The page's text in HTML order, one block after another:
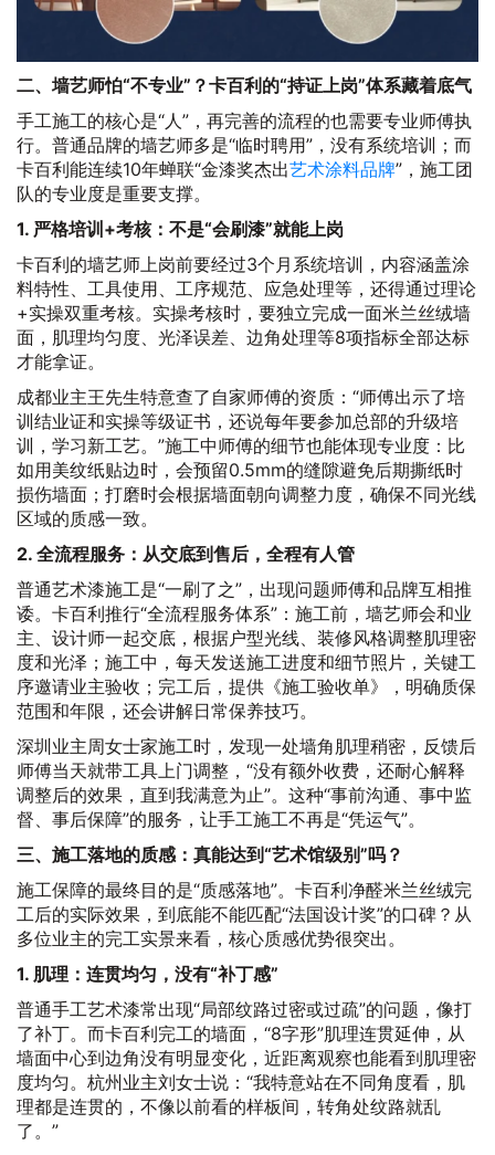
二、墙艺师怕“不专业”？卡百利的“持证上岗”体系藏着底气
手工施工的核心是“人”，再完善的流程的也需要专业师傅执
行。普通品牌的墙艺师多是“临时聘用”，没有系统培训；而
卡百利能连续10年蝉联“金漆奖杰出艺术涂料品牌”，施工团
队的专业度是重要支撑。
1. 严格培训+考核：不是“会刷漆”就能上岗
卡百利的墙艺师上岗前要经过3个月系统培训，内容涵盖涂
料特性、工具使用、工序规范、应急处理等，还得通过理论
+实操双重考核。实操考核时，要独立完成一面米兰丝绒墙
面，肌理均匀度、光泽误差、边角处理等8项指标全部达标
才能拿证。
成都业主王先生特意查了自家师傅的资质：“师傅出示了培
训结业证和实操等级证书，还说每年要参加总部的升级培
训，学习新工艺。”施工中师傅的细节也能体现专业度：比
如用美纹纸贴边时，会预留0.5mm的缝隙避免后期撕纸时
损伤墙面；打磨时会根据墙面朝向调整力度，确保不同光线
区域的质感一致。
2. 全流程服务：从交底到售后，全程有人管
普通艺术漆施工是“一刷了之”，出现问题师傅和品牌互相推
诿。卡百利推行“全流程服务体系”：施工前，墙艺师会和业
主、设计师一起交底，根据户型光线、装修风格调整肌理密
度和光泽；施工中，每天发送施工进度和细节照片，关键工
序邀请业主验收；完工后，提供《施工验收单》，明确质保
范围和年限，还会讲解日常保养技巧。
深圳业主周女士家施工时，发现一处墙角肌理稍密，反馈后
师傅当天就带工具上门调整，“没有额外收费，还耐心解释
调整后的效果，直到我满意为止”。这种“事前沟通、事中监
督、事后保障”的服务，让手工施工不再是“凭运气”。
三、施工落地的质感：真能达到“艺术馆级别”吗？
施工保障的最终目的是“质感落地”。卡百利净醛米兰丝绒完
工后的实际效果，到底能不能匹配“法国设计奖”的口碑？从
多位业主的完工实景来看，核心质感优势很突出。
1. 肌理：连贯均匀，没有“补丁感”
普通手工艺术漆常出现“局部纹路过密或过疏”的问题，像打
了补丁。而卡百利完工的墙面，“8字形”肌理连贯延伸，从
墙面中心到边角没有明显变化，近距离观察也能看到肌理密
度均匀。杭州业主刘女士说：“我特意站在不同角度看，肌
理都是连贯的，不像以前看的样板间，转角处纹路就乱
了。”